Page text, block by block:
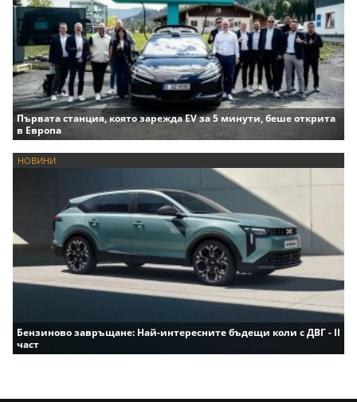
Първата станция, която зарежда EV за 5 минути, беше открита
в Европа
НОВИНИ
Бензиново завръщане: Най-интересните бъдещи коли с ДВГ - II
част